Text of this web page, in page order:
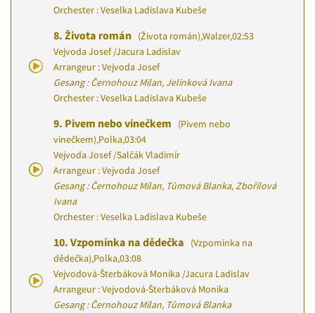
Orchester : Veselka Ladislava Kubeše
8. Života román (Života román),Walzer,02:53
Vejvoda Josef/Jacura Ladislav
Arrangeur : Vejvoda Josef
Gesang : Černohouz Milan, Jelínková Ivana
Orchester : Veselka Ladislava Kubeše
9. Pivem nebo vínečkem
(Pivem nebo
vínečkem),Polka,03:04
Vejvoda Josef/Salčák Vladimír
Arrangeur : Vejvoda Josef
Gesang : Černohouz Milan, Tůmová Blanka, Zbořilová
Ivana
Orchester : Veselka Ladislava Kubeše
10. Vzpomínka na dědečka
(Vzpomínka na
dědečka),Polka,03:08
Vejvodová-Šterbáková Monika /Jacura Ladislav
Arrangeur : Vejvodová-Šterbáková Monika
Gesang : Černohouz Milan, Tůmová Blanka